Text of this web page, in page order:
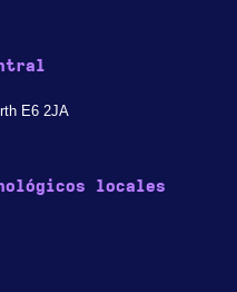
E6 2JA
locales